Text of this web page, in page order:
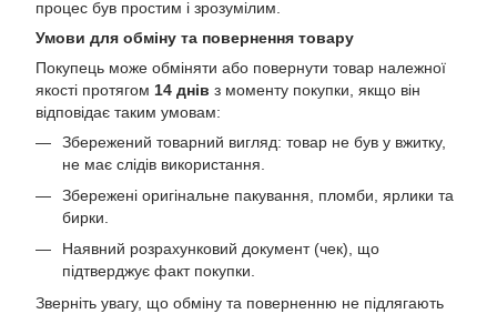
процес був простим і зрозумілим.
Умови для обміну та повернення товару
Покупець може обміняти або повернути товар належної
якості протягом 14 днів з моменту покупки, якщо він
відповідає таким умовам:
Збережений товарний вигляд: товар не був у вжитку,
не має слідів використання.
Збережені оригінальне пакування, пломби, ярлики та
бирки.
Наявний розрахунковий документ (чек), що
підтверджує факт покупки.
Зверніть увагу, що обміну та поверненню не підлягають